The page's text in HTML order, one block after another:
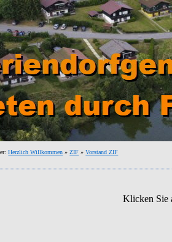
Herzlich Willkommen »ZIF »Vorstand ZIF
Klicken Sie